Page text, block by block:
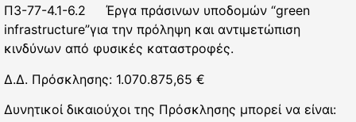
Π3-77-4.1-6.2 Έργα πράσινων υποδομών “green
infrastructure”για την πρόληψη και αντιμετώπιση
κινδύνων από φυσικές καταστροφές.
Δ.Δ. Πρόσκλησης: 1.070.875,65 €
Δυνητικοί δικαιούχοι της Πρόσκλησης μπορεί να είναι: